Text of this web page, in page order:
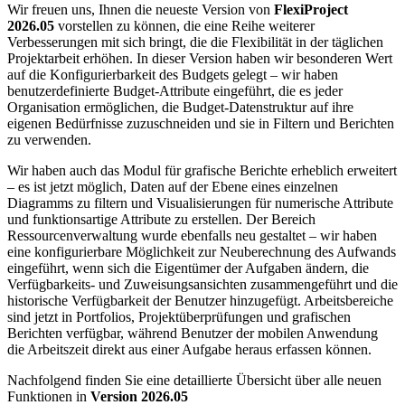
Wir freuen uns, Ihnen die neueste Version von FlexiProject
2026.05 vorstellen zu können, die eine Reihe weiterer
Verbesserungen mit sich bringt, die die Flexibilität in der täglichen
Projektarbeit erhöhen. In dieser Version haben wir besonderen Wert
auf die Konfigurierbarkeit des Budgets gelegt – wir haben
benutzerdefinierte Budget-Attribute eingeführt, die es jeder
Organisation ermöglichen, die Budget-Datenstruktur auf ihre
eigenen Bedürfnisse zuzuschneiden und sie in Filtern und Berichten
zu verwenden.
Wir haben auch das Modul für grafische Berichte erheblich erweitert
– es ist jetzt möglich, Daten auf der Ebene eines einzelnen
Diagramms zu filtern und Visualisierungen für numerische Attribute
und funktionsartige Attribute zu erstellen. Der Bereich
Ressourcenverwaltung wurde ebenfalls neu gestaltet – wir haben
eine konfigurierbare Möglichkeit zur Neuberechnung des Aufwands
eingeführt, wenn sich die Eigentümer der Aufgaben ändern, die
Verfügbarkeits- und Zuweisungsansichten zusammengeführt und die
historische Verfügbarkeit der Benutzer hinzugefügt. Arbeitsbereiche
sind jetzt in Portfolios, Projektüberprüfungen und grafischen
Berichten verfügbar, während Benutzer der mobilen Anwendung
die Arbeitszeit direkt aus einer Aufgabe heraus erfassen können.
Nachfolgend finden Sie eine detaillierte Übersicht über alle neuen
Funktionen in Version 2026.05